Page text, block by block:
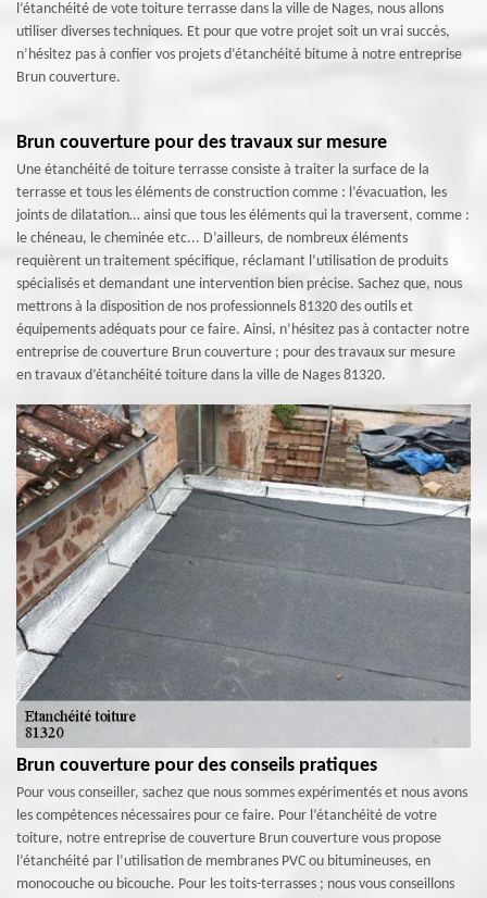
l’étanchéité de vote toiture terrasse dans la ville de Nages, nous allons
utiliser diverses techniques. Et pour que votre projet soit un vrai succès,
n’hésitez pas à confier vos projets d’étanchéité bitume à notre entreprise
Brun couverture.
Brun couverture pour des travaux sur mesure
Une étanchéité de toiture terrasse consiste à traiter la surface de la
terrasse et tous les éléments de construction comme : l’évacuation, les
joints de dilatation… ainsi que tous les éléments qui la traversent, comme :
le chéneau, le cheminée etc... D’ailleurs, de nombreux éléments
requièrent un traitement spécifique, réclamant l’utilisation de produits
spécialisés et demandant une intervention bien précise. Sachez que, nous
mettrons à la disposition de nos professionnels 81320 des outils et
équipements adéquats pour ce faire. Ainsi, n’hésitez pas à contacter notre
entreprise de couverture Brun couverture ; pour des travaux sur mesure
en travaux d’étanchéité toiture dans la ville de Nages 81320.
Brun couverture pour des conseils pratiques
Pour vous conseiller, sachez que nous sommes expérimentés et nous avons
les compétences nécessaires pour ce faire. Pour l’étanchéité de votre
toiture, notre entreprise de couverture Brun couverture vous propose
l’étanchéité par l’utilisation de membranes PVC ou bitumineuses, en
monocouche ou bicouche. Pour les toits-terrasses ; nous vous conseillons